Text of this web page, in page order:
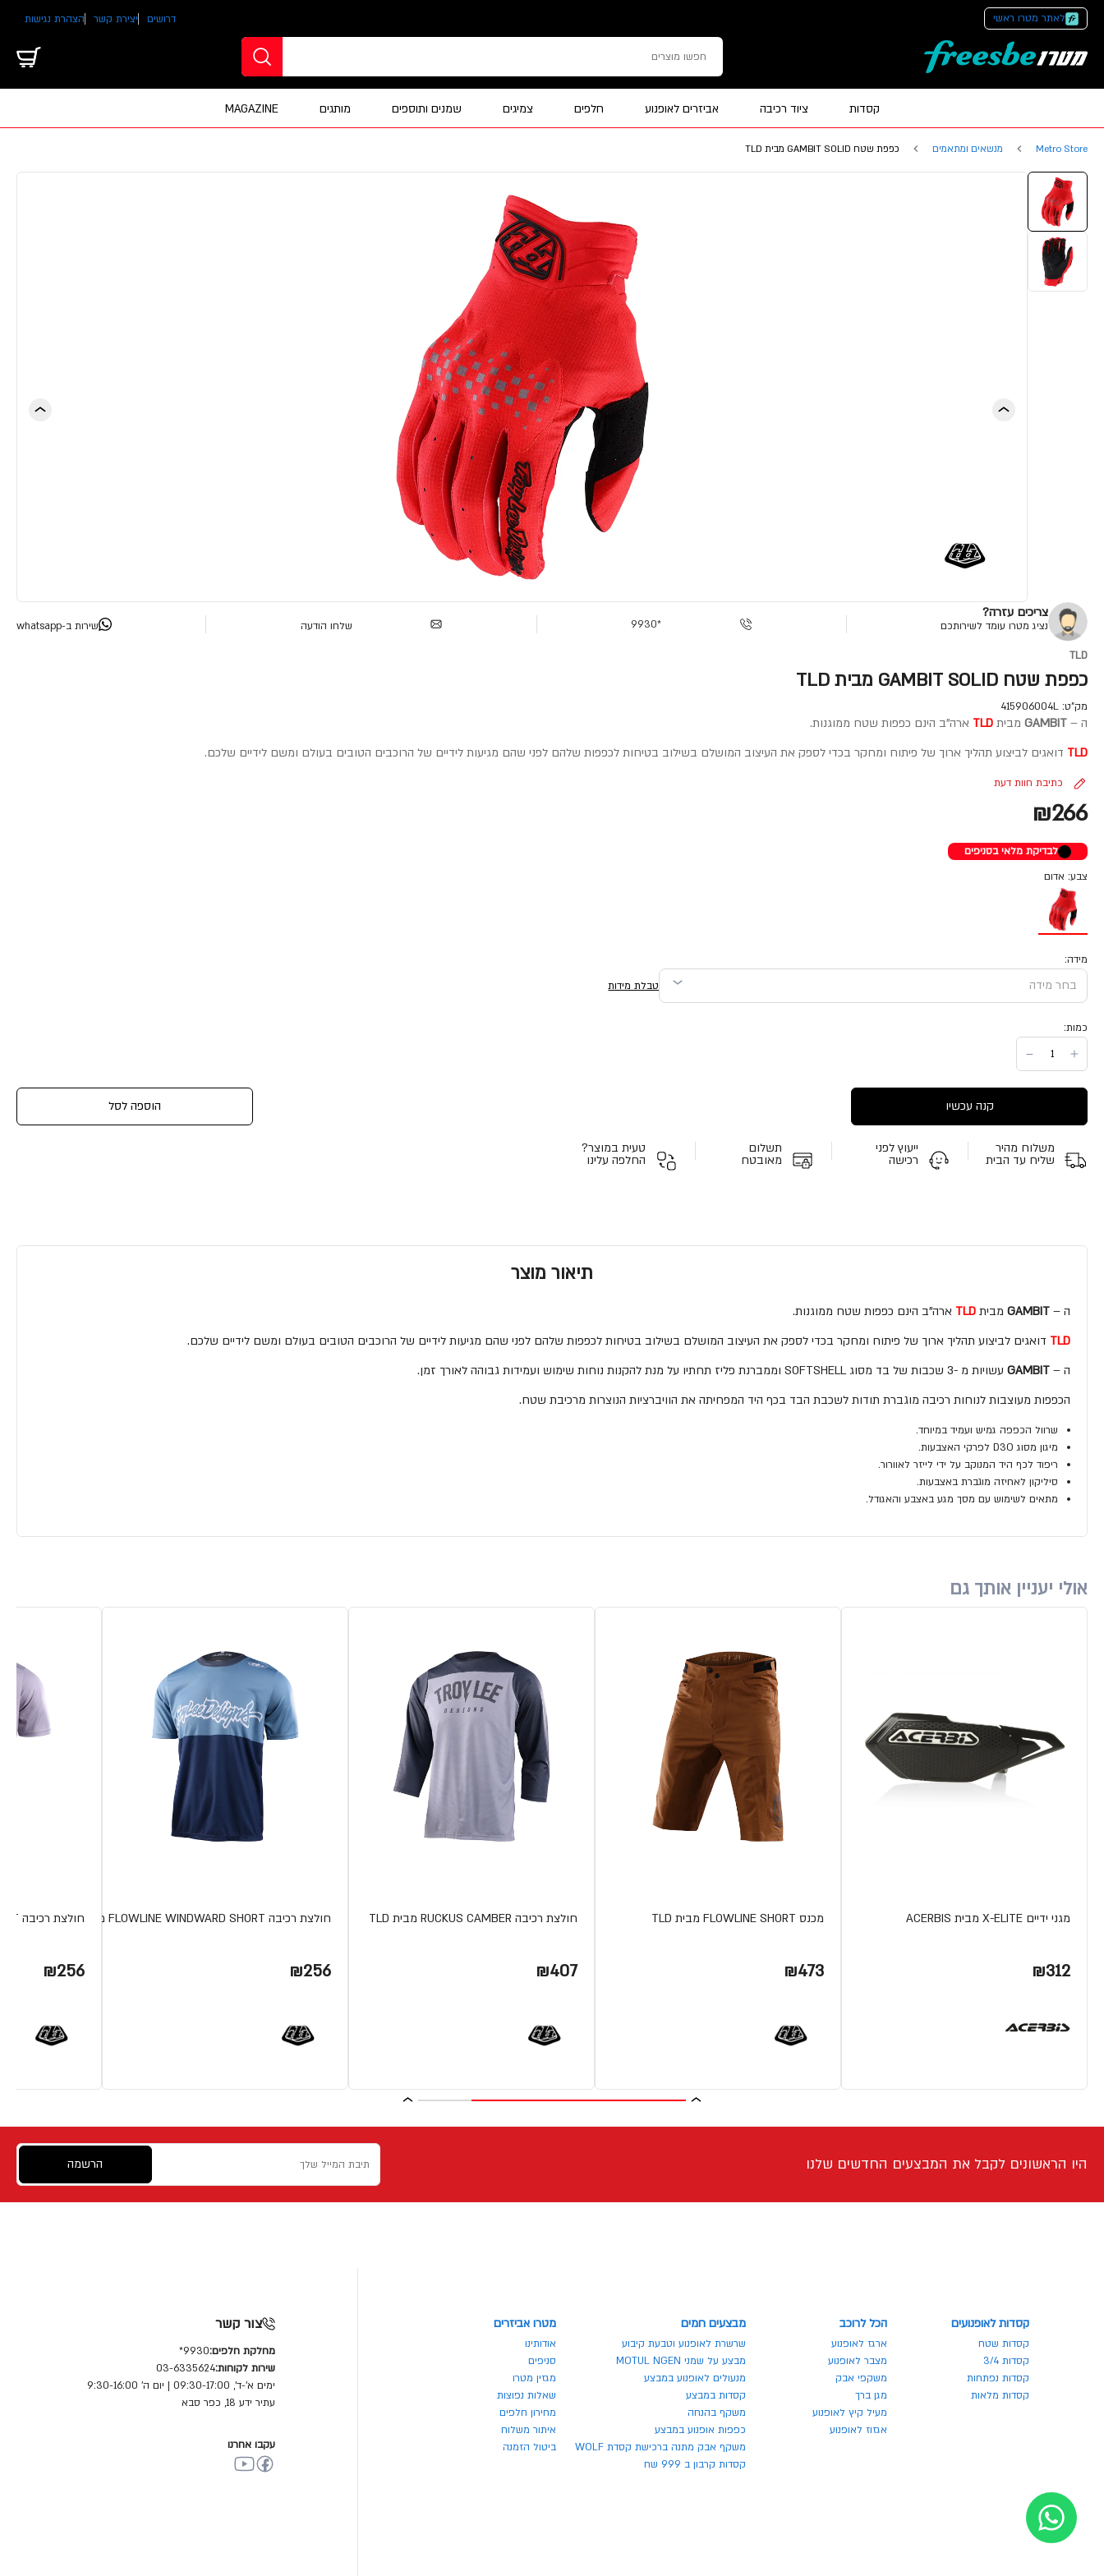
לאתר מטרו ראשי דרושים יצירת קשר הצהרת נגישות
קסדות ציוד רכיבה אביזרים לאופנוע חלפים צמיגים שמנים ותוספים מותגים MAGAZINE
Metro Store מנשאים ומתאמים כפפת שטח GAMBIT SOLID מבית TLD
צריכים עזרה?
נציג מטרו עומד לשירותכם *9930 שלחו הודעה שירות ב-whatsapp
TLD
כפפת שטח GAMBIT SOLID מבית TLD
מק"ט: 415906004L
ה – GAMBIT מבית TLD ארה"ב הינם כפפות שטח ממוגנות.
TLD דואגים לביצוע תהליך ארוך של פיתוח ומחקר בכדי לספק את העיצוב המושלם בשילוב בטיחות לכפפות שלהם לפני שהם מגיעות לידיים של הרוכבים הטובים בעולם ומשם לידיים שלכם.
כתיבת חוות דעת
₪266
לבדיקת מלאי בסניפים
צבע: אדום
מידה:
טבלת מידות
כמות:
קנה עכשיו הוספה לסל
משלוח מהיר
שליח עד הבית
ייעוץ לפני
רכישה
תשלום
מאובטח
טעית במוצר?
החלפה עלינו
תיאור מוצר
ה – GAMBIT מבית TLD ארה"ב הינם כפפות שטח ממוגנות.
TLD דואגים לביצוע תהליך ארוך של פיתוח ומחקר בכדי לספק את העיצוב המושלם בשילוב בטיחות לכפפות שלהם לפני שהם מגיעות לידיים של הרוכבים הטובים בעולם ומשם לידיים שלכם.
ה – GAMBIT עשויות מ -3 שכבות של בד מסוג SOFTSHELL וממברנת פליז תחתיו על מנת להקנות נוחות שימוש ועמידות גבוהה לאורך זמן.
הכפפות מעוצבות לנוחות רכיבה מוגברת תודות לשכבת הבד בכף היד המפחיתה את הוויברציות הנוצרות מרכיבת שטח.
שרוול הכפפה גמיש ועמיד במיוחד.
מיגון מסוג D3O לפרקי האצבעות.
ריפוד לכף היד המנוקב על ידי לייזר לאוורור.
סיליקון לאחיזה מוגברת באצבעות.
מתאים לשימוש עם מסך מגע באצבע והאגודל.
אולי יעניין אותך גם
מגני ידיים X-ELITE מבית ACERBIS
₪312
מכנס FLOWLINE SHORT מבית TLD
₪473
חולצת רכיבה RUCKUS CAMBER מבית TLD
₪407
חולצת רכיבה FLOWLINE WINDWARD SHORT מבית TLD
₪256
חולצת רכיבה FLOWLINE CHARCOAL SHORT מבית TLD
₪256
היו הראשונים לקבל את המבצעים החדשים שלנו הרשמה
קסדות לאופנועים
קסדות שטח
קסדות 3/4
קסדות נפתחות
קסדות מלאות
הכל לרוכב
ארגז לאופנוע
מצבר לאופנוע
משקפי אבק
מגן ברך
מעיל קיץ לאופנוע
אגזוז לאופנוע
מבצעים חמים
שרשרת לאופנוע וטבעת קיבוע
מבצע על שמני MOTUL NGEN
מנעולים לאופנוע במבצע
קסדות במבצע
משקף בהנחה
כפפות אופנוע במבצע
משקף אבק מתנה ברכישת קסדת WOLF
קסדות קרבון ב 999 שח
מטרו אביזרים
אודותינו
סניפים
מגזין מטרו
שאלות נפוצות
מחירון חלפים
איתור משלוח
ביטול הזמנה
צור קשר
מחלקת חלפים:9930*
שירות לקוחות:03-6335624
ימים א'-ד', 09:30-17:00 | יום ה' 9:30-16:00
עתיר ידע 18, כפר סבא
עקבו אחרנו